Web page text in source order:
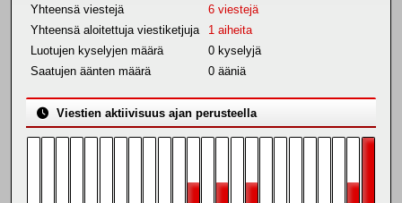
Yhteensä viestejä
6 viestejä
Yhteensä aloitettuja viestiketjuja
1 aiheita
Luotujen kyselyjen määrä
0 kyselyjä
Saatujen äänten määrä
0 ääniä
Viestien aktiivisuus ajan perusteella